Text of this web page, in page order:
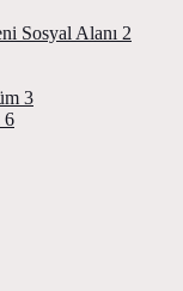
Sosyal Alanı 2
3
6